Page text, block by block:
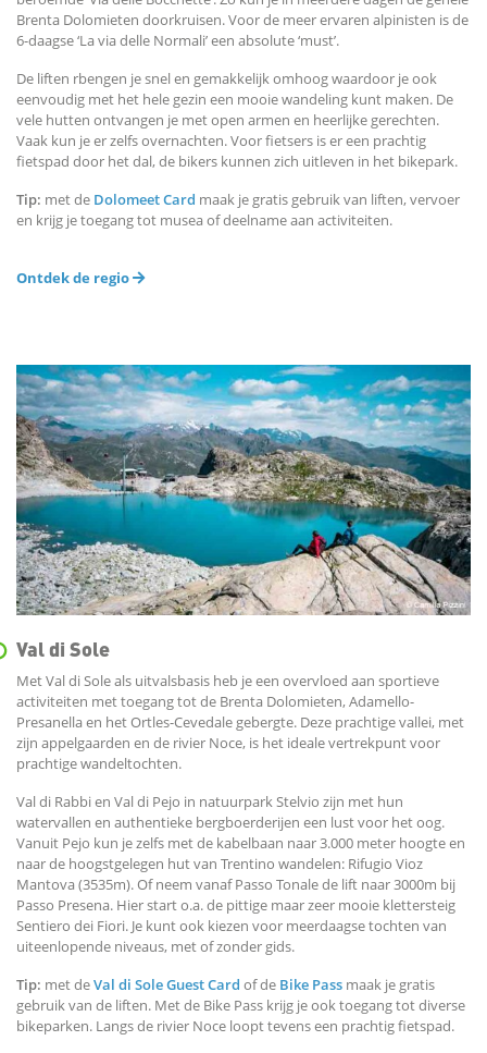
Brenta Dolomieten doorkruisen. Voor de meer ervaren alpinisten is de
6-daagse ‘La via delle Normali’ een absolute ‘must’.
De liften rbengen je snel en gemakkelijk omhoog waardoor je ook
eenvoudig met het hele gezin een mooie wandeling kunt maken. De
vele hutten ontvangen je met open armen en heerlijke gerechten.
Vaak kun je er zelfs overnachten. Voor fietsers is er een prachtig
fietspad door het dal, de bikers kunnen zich uitleven in het bikepark.
Tip: met de Dolomeet Card maak je gratis gebruik van liften, vervoer
en krijg je toegang tot musea of deelname aan activiteiten.
Ontdek de regio
Val di Sole
Met Val di Sole als uitvalsbasis heb je een overvloed aan sportieve
activiteiten met toegang tot de Brenta Dolomieten, Adamello-
Presanella en het Ortles-Cevedale gebergte. Deze prachtige vallei, met
zijn appelgaarden en de rivier Noce, is het ideale vertrekpunt voor
prachtige wandeltochten.
Val di Rabbi en Val di Pejo in natuurpark Stelvio zijn met hun
watervallen en authentieke bergboerderijen een lust voor het oog.
Vanuit Pejo kun je zelfs met de kabelbaan naar 3.000 meter hoogte en
naar de hoogstgelegen hut van Trentino wandelen: Rifugio Vioz
Mantova (3535m). Of neem vanaf Passo Tonale de lift naar 3000m bij
Passo Presena. Hier start o.a. de pittige maar zeer mooie klettersteig
Sentiero dei Fiori. Je kunt ook kiezen voor meerdaagse tochten van
uiteenlopende niveaus, met of zonder gids.
Tip: met deVal di Sole Guest Card of de Bike Pass maak je gratis
gebruik van de liften. Met de Bike Pass krijg je ook toegang tot diverse
bikeparken. Langs de rivier Noce loopt tevens een prachtig fietspad.